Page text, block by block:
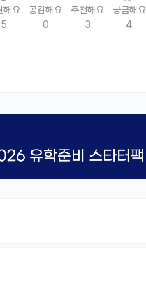
해요
5
공감해요
0
추천해요
3
궁금해요
4